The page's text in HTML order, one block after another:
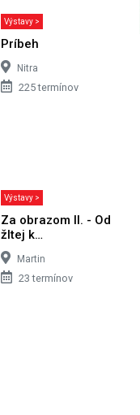
Výstavy >
Príbeh
Nitra
225 termínov
Výstavy >
Za obrazom II. - Od
žltej k…
Martin
23 termínov